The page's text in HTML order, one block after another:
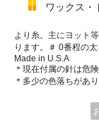
ワックス・
より糸。主にヨット
ります。＃ 0番程の太
Made in U.S.A
＊現在付属の針は危
＊多少の色落ちがあり